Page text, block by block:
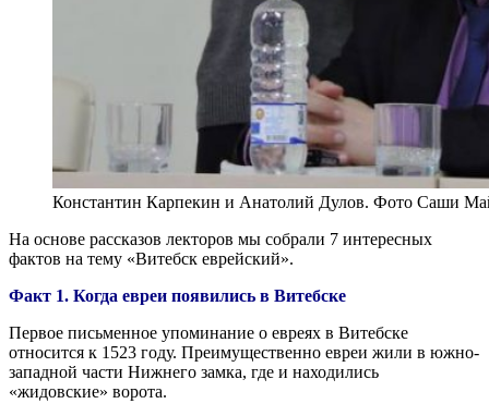
Константин Карпекин и Анатолий Дулов. Фото Саши
На основе рассказов лекторов мы собрали 7 интересных
фактов на тему «Витебск еврейский».
Факт 1. Когда евреи появились в Витебске
Первое письменное упоминание о евреях в Витебске
относится к 1523 году. Преимущественно евреи жили в южно-
западной части Нижнего замка, где и находились
«жидовские» ворота.